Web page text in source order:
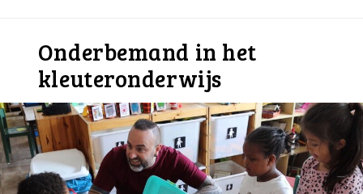
Onderbemand in het
kleuteronderwijs